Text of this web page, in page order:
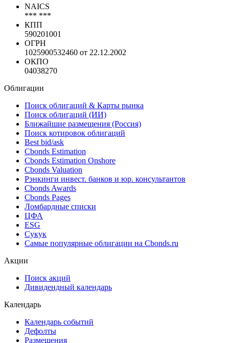
NAICS
*** ***
КПП
590201001
ОГРН
1025900532460 от 22.12.2002
ОКПО
04038270
Облигации
Поиск облигаций & Карты рынка
Поиск облигаций (ИИ)
Ближайшие размещения (Россия)
Поиск котировок облигаций
Best bid/ask
Cbonds Estimation
Cbonds Estimation Onshore
Cbonds Valuation
Рэнкинги инвест. банков и юр. консультантов
Cbonds Awards
Cbonds Pages
Ломбардные списки
ЦФА
ESG
Сукук
Самые популярные облигации на Cbonds.ru
Акции
Поиск акций
Дивидендный календарь
Календарь
Календарь событий
Дефолты
Размещения